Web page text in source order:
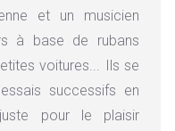
et un musicien
à base de rubans
voitures... Ils se
successifs en
pour le plaisir